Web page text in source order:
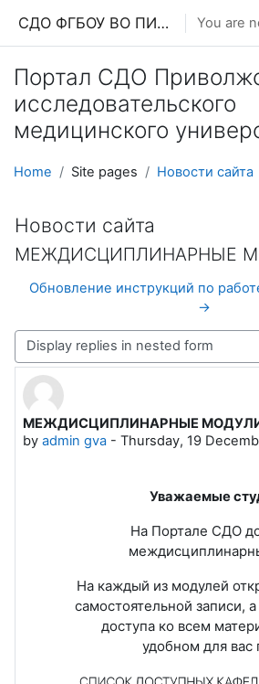
СДО ФГБОУ ВО ПИМУ МЗ РФ You are
Портал СДО
исследовательского
медицинского
Home Site pages Новости сайта
Новости сайта
МЕЖДИСЦИПЛИНАРНЫЕ
Обновление инструкций по
→
Display mode
МЕЖДИСЦИПЛИНАРНЫЕ
by admin gva - Thursday, 19
Number of replies: 0
Уважаемые
На Портале СДО
На каждый из модулей
самостоятельной записи,
доступа ко всем
удобном для вас